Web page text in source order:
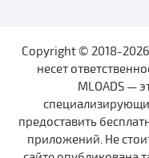
Copyright © 2018-
несет
MLOADS —
предоставить
приложений. Не